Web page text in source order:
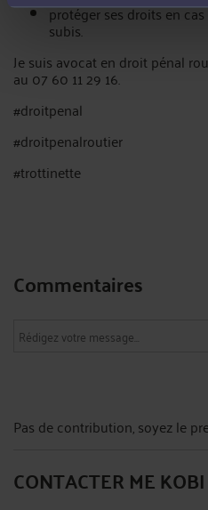
protéger ses droits en
subis.
Je suis avocat en droit pénal
au 07 60 11 29 16.
#droitpenal
#droitpenalroutier
#trottinette
Commentaires
Pas de contribution, soyez le
CONTACTER ME KOBI